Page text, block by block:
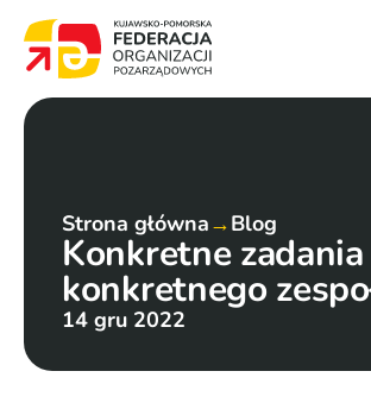
Projekty
Członkowie
English summary
Kontakt
Strona główna→Blog
Konkretne
konkretnego
14 gru 2022